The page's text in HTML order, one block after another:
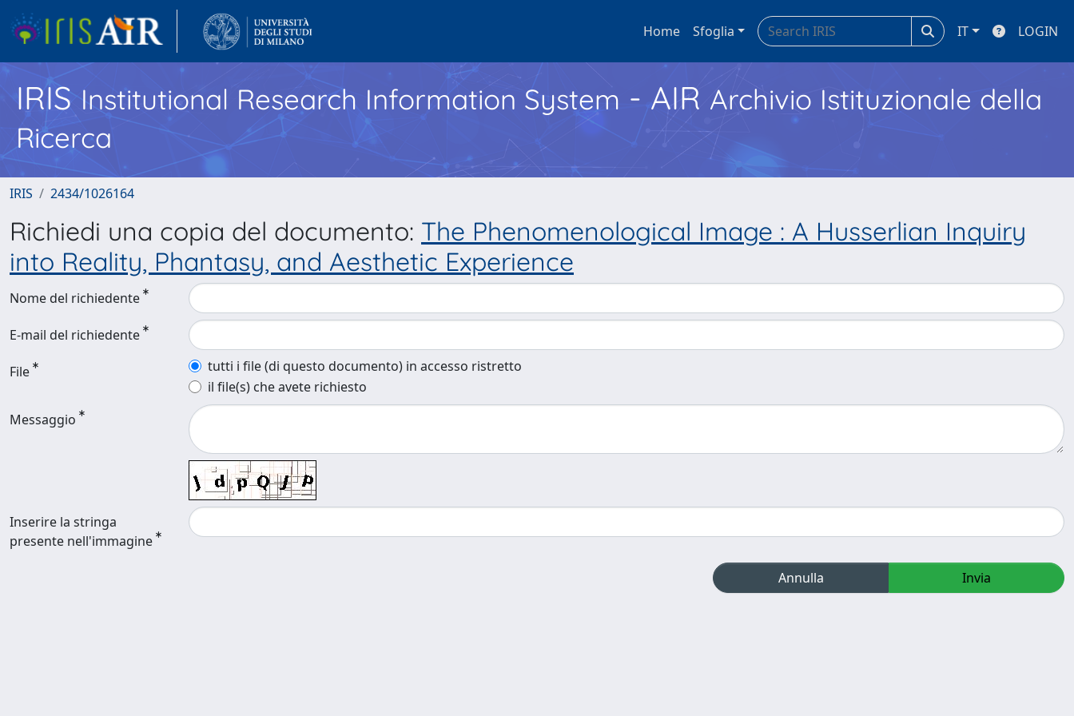
Home Sfoglia IT LOGIN
IRISInstitutional Research Information System - AIR Archivio Istituzionale della
Ricerca
IRIS 2434/1026164
Richiedi una copia del documento: The Phenomenological Image : A Husserlian Inquiry
into Reality, Phantasy, and Aesthetic Experience
Nome del richiedente
E-mail del richiedente
File
tutti i file (di questo documento) in accesso ristretto
il file(s) che avete richiesto
Messaggio
Inserire la stringa
presente nell'immagine
Annulla Invia